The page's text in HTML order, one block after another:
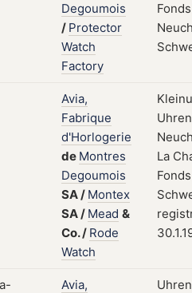
Degoumois
/ Protector
Watch
Factory
Avia,
Fabrique
d'Horlogerie
de Montres
Degoumois
SA/ Montex
SA/ Mead &
Co./ Rode
Watch
La
Avia,